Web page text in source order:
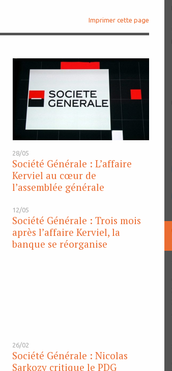
Imprimer cette page
28/05
Société Générale : L’affaire
Kerviel au cœur de
l’assemblée générale
12/05
Société Générale : Trois mois
après l’affaire Kerviel, la
banque se réorganise
26/02
Société Générale : Nicolas
Sarkozy critique le PDG